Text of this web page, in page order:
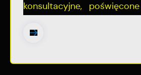
konsultacyjne,